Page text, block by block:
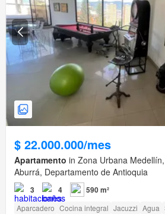
$ 22.000.000/mes
Apartamento in Zona Urbana
Aburrá, Departamento de Antioquia
3 4 590 m²
Aparcadero Cocina integral Jacuzzi Agua